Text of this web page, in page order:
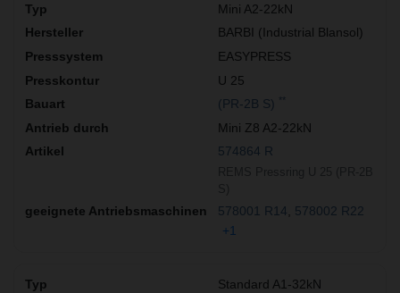
Mini A2-22kN
BARBI (Industrial Blansol)
EASYPRESS
U 25
(PR-2B S)
Mini Z8 A2-22kN
574864 R
578001 R14
578002 R22
+1
Standard A1-32kN